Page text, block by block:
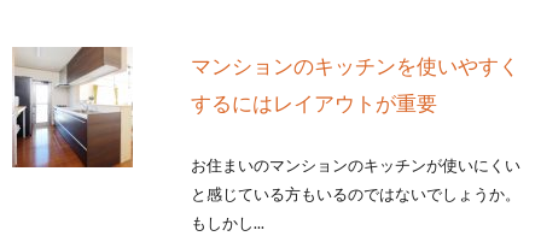
マンションのキッチンを使いやすく
するにはレイアウトが重要
お住まいのマンションのキッチンが使いにくい
と感じている方もいるのではないでしょうか。
もしかし...